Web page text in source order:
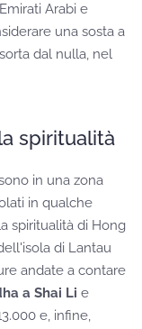
Arabi e
una sosta a
dal nulla, nel
spiritualità
in una zona
in qualche
spiritualità di Hong
di Lantau
andate a contare
a Shai Li e
e, infine,